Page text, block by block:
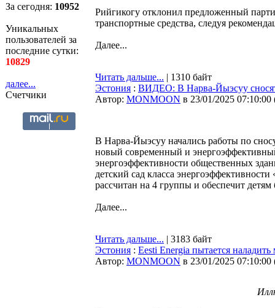
За сегодня: 10952
Уникальных
пользователей за
последние сутки:
10829
далее...
Счетчики
Рийгикогу отклонил предложенный
транспортные средства, следуя
Далее...
Читать дальше... | 1310 байт
Эстония : ВИДЕО: В Нарва-Йыэсуу сносят
Автор: MONMOON в 23/01/2025 07:10:00
В Нарва-Йыэсуу начались работы по
новый современный и
энергоэффективности общественных
детский сад класса
рассчитан на 4 группы и обеспечит
Далее...
Читать дальше... | 3183 байт
Эстония : Eesti Energia пытается
Автор: MONMOON в 23/01/2025 07:10:00